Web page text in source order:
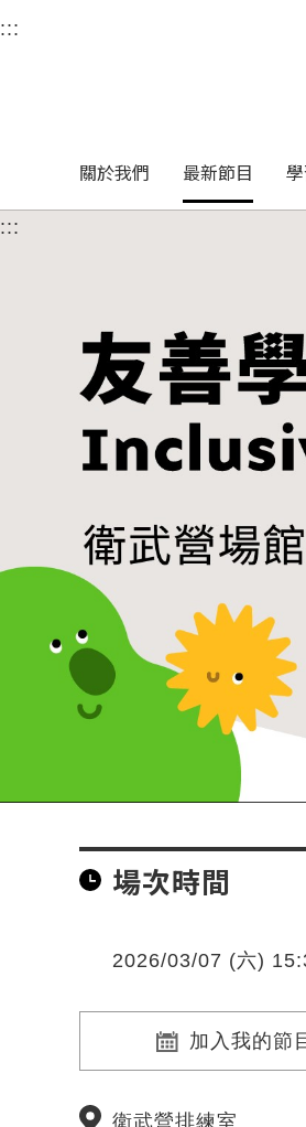
衛武營國家藝
中央內容區塊，為本頁主要內容區。
:::
關於我們 最新節目
:::
場次時間
2026/03/07 (六)
加入我的節
衛武營排練室